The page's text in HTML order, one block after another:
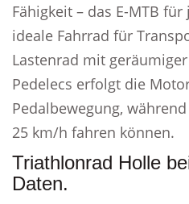
Fähigkeit – das E-MTB
ideale Fahrrad für
Lastenrad mit
Pedelecs erfolgt die
Pedalbewegung,
25 km/h fahren können.
Triathlonrad Holle
Daten.